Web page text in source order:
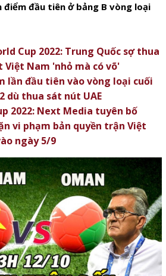
đầu tiên ở bảng B vòng loại
Cup 2022: Trung Quốc sợ thua
Nam 'nhỏ mà có võ'
lần đầu tiên vào vòng loại cuối
dù thua sát nút UAE
2022: Next Media tuyên bố
vi phạm bản quyền trận Việt
ngày 5/9